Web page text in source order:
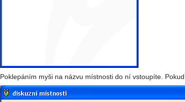
Poklepáním myši na názvu místnosti do ní vstoupíte.